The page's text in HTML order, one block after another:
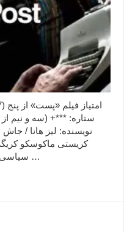
نویسنده: لیز هانا /
کریستی ماکوسکو
سیاسی / هیجان‌انگیز محصول: ایالات متحده …